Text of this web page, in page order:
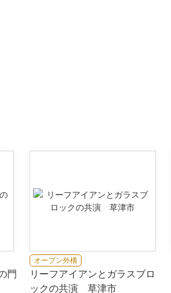
門
オープン外構
リーフアイアンとガラスブロ
ックの共演 草津市